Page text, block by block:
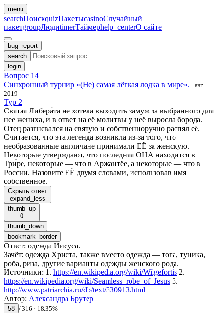
menu
searchПоискquizПакетыcasinoСлучайный
пакетgroupЛюдиtimerТаймерhelp_centerО сайте
bug_report
search
login
Вопрос 14
Синхронный турнир «(Не) самая лёгкая лодка в мире». · авг.
2019
Тур 2
Святая Либера́та не хотела выходить замуж за выбранного для
нее жениха, и в ответ на её молитвы у неё выросла борода.
Отец разгневался на святую и собственноручно распял её.
Считается, что эта легенда возникла из-за того, что
необразованные англичане принимали ЕЁ за женскую.
Некоторые утверждают, что последняя ОНА находится в
Три́ре, некоторые — что в Аржантёе, а некоторые — что в
России. Назовите ЕЁ двумя словами, использовав имя
собственное.
Скрыть ответ
expand_less
thumb_up
0
thumb_down
bookmark_border
Ответ: одежда Иисуса.
Зачёт: одежда Христа, также вместо одежда — тога, туника,
роба, риза, другие варианты одежды женского рода.
Источники: 1. https://en.wikipedia.org/wiki/Wilgefortis 2.
https://en.wikipedia.org/wiki/Seamless_robe_of_Jesus 3.
http://www.patriarchia.ru/db/text/330913.html
Автор: Александра Брутер
58 / 316 · 18.35%